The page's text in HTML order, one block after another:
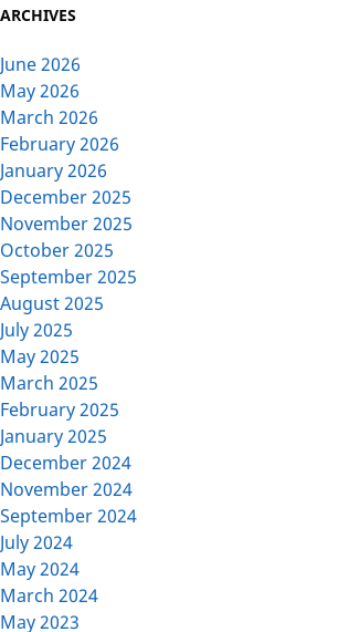
ARCHIVES
June 2026
May 2026
March 2026
February 2026
January 2026
December 2025
November 2025
October 2025
September 2025
August 2025
July 2025
May 2025
March 2025
February 2025
January 2025
December 2024
November 2024
September 2024
July 2024
May 2024
March 2024
May 2023